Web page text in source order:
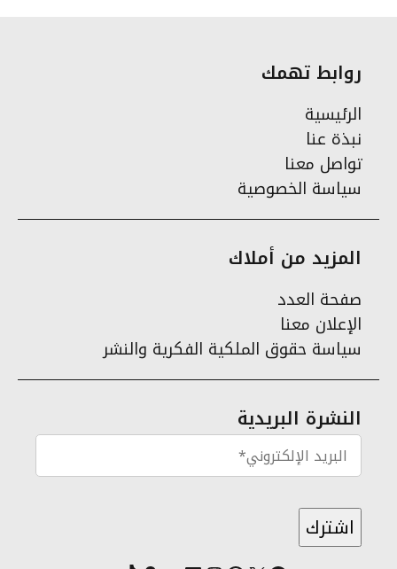
روابط تهمك
الرئيسية
نبذة عنا
تواصل معنا
سياسة الخصوصية
المزيد من أملاك
صفحة العدد
الإعلان معنا
سياسة حقوق الملكية الفكرية والنشر
النشرة البريدية